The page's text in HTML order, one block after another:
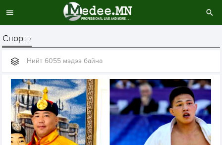
Спорт
Нийт 6055 мэдээ байна